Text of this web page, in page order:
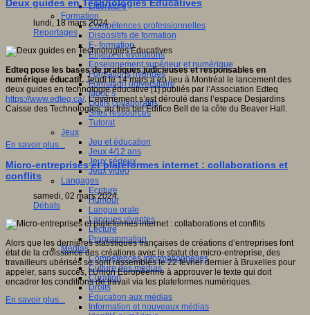
Littérature
Formation
Compétences professionnelles
Dispositifs de formation
E- formation
Enjeux et évolutions
Enseignement supérieur et numérique
Formations hybrides
Formation universitaire
Mooc’s
Outils collaboratifs
Sites ressources
Tutorat
Jeux
Jeu et éducation
Jeux 4/12 ans
Jeux sérieux
Jeux vidéo
Langages
Ecriture
Humour
Langue orale
Langues vivantes
Lecture
Programmation
Médias
Compétences informationnelles
Culture des médias
Curation
Droits
Education aux médias
Information et nouveaux médias
Deux guides en Technologies Éducatives
lundi, 18 mars 2024
Reportages
Edteq pose les bases de pratiques judicieuses et responsables en
numérique éducatif. Jeudi le 14 mars a eu lieu à Montréal le lancement des
deux guides en technologie éducative [1] publiés par l’Association Edteq
https://www.edteq.ca/. L’événement s’est déroulé dans l’espace Desjardins
Caisse des Technologies, au très bel Édifice Bell de la côte du Beaver Hall.
En savoir plus...
Micro-entreprises et plateformes internet : collaborations et
conflits
samedi, 02 mars 2024
Débats
Alors que les dernières statistiques françaises de créations d’entreprises font
état de la croissance des créations avec le statut de micro-entreprise, des
travailleurs ubérisés se sont rassemblés le 22 février dernier à Bruxelles pour
appeler, sans succès, l’Union Européenne à approuver le texte qui doit
encadrer les conditions de travail via les plateformes numériques.
En savoir plus...